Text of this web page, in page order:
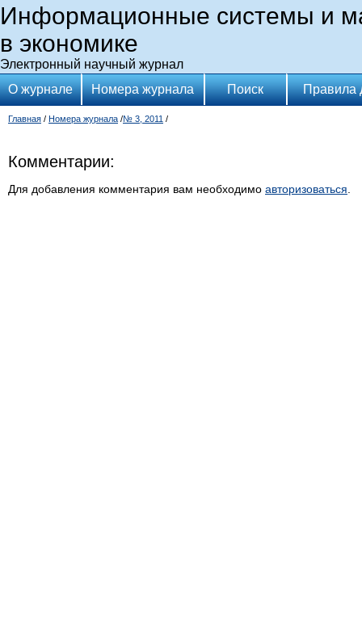
Информационные системы и
в экономике
Электронный научный журнал
О журнале
Номера журнала Поиск Правила
Главная / Номера журнала /№ 3, 2011 /
Комментарии:
Для добавления комментария вам необходимо авторизоваться